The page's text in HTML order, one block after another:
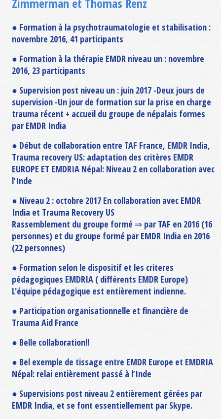
● Formation à la psychotraumatologie et stabilisation :
novembre 2016, 41 participants
● Formation à la thérapie EMDR niveau un : novembre
2016, 23 participants
● Supervision post niveau un : juin 2017 -Deux jours de
supervision -Un jour de formation sur la prise en charge
trauma récent + accueil du groupe de népalais formes
par EMDR India
● Début de collaboration entre TAF France, EMDR India,
Trauma recovery US: adaptation des critères EMDR
EUROPE ET EMDRIA Népal: Niveau 2 en collaboration avec
l’Inde
● Niveau 2 : octobre 2017 En collaboration avec EMDR
India et Trauma Recovery US
Rassemblement du groupe formé ⇒ par TAF en 2016 (16
personnes) et du groupe formé par EMDR India en 2016
(22 personnes)
● Formation selon le dispositif et les criteres
pédagogiques EMDRIA ( différents EMDR Europe)
L'équipe pédagogique est entièrement indienne.
● Participation organisationnelle et financière de
Trauma Aid France
● Belle collaboration!!
● Bel exemple de tissage entre EMDR Europe et EMDRIA
Népal: relai entièrement passé à l’Inde
● Supervisions post niveau 2 entièrement gérées par
EMDR India, et se font essentiellement par Skype.